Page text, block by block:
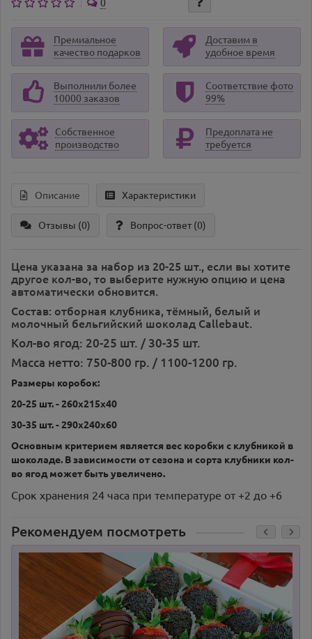
0
Премиальное
качество подарков
Доставим в
удобное время
Выполнили более
10000 заказов
Соответствие фото
99%
Собственное
производство
Предоплата не
требуется
Описание Характеристики
Отзывы (0) Вопрос-ответ(0)
Цена указана за набор из 20-25 шт., если вы хотите
другое кол-во, то выберите нужную опцию и цена
автоматически обновится.
Состав: отборная клубника, тёмный, белый и
молочный бельгийский шоколад Callebaut.
Кол-во ягод: 20-25 шт. / 30-35 шт.
Масса нетто: 750-800 гр. / 1100-1200 гр.
Размеры коробок:
20-25 шт. - 260х215х40
30-35 шт. - 290х240х60
Основным критерием является вес коробки с клубникой в
шоколаде. В зависимости от сезона и сорта клубники кол-
во ягод может быть увеличено.
Срок хранения 24 часа при температуре от +2 до +6
Рекомендуем посмотреть